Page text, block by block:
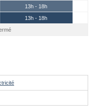
13h - 18h
13h - 18h